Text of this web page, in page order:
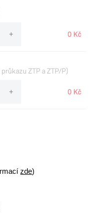
+ 0 Kč
ZTP a ZTP/P)
+ 0 Kč
zde)